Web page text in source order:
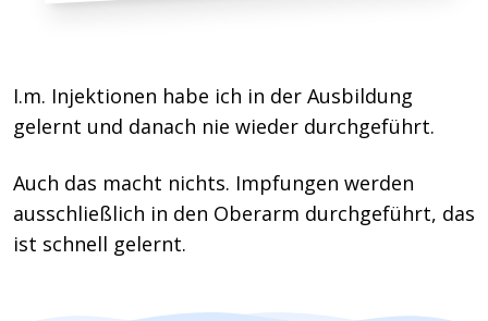
I.m. Injektionen habe ich in der Ausbildung
gelernt und danach nie wieder durchgeführt.
Auch das macht nichts. Impfungen werden
ausschließlich in den Oberarm durchgeführt, das
ist schnell gelernt.